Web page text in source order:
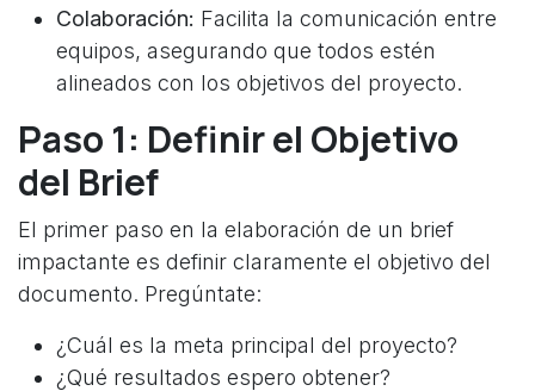
Colaboración: Facilita la comunicación entre
equipos, asegurando que todos estén
alineados con los objetivos del proyecto.
Paso 1: Definir el Objetivo
del Brief
El primer paso en la elaboración de un brief
impactante es definir claramente el objetivo del
documento. Pregúntate:
¿Cuál es la meta principal del proyecto?
¿Qué resultados espero obtener?